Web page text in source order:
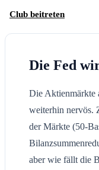
Club beitreten
Die Fed
Die Aktienmärkte
weiterhin nervös.
der Märkte (50-
aber wie fällt die